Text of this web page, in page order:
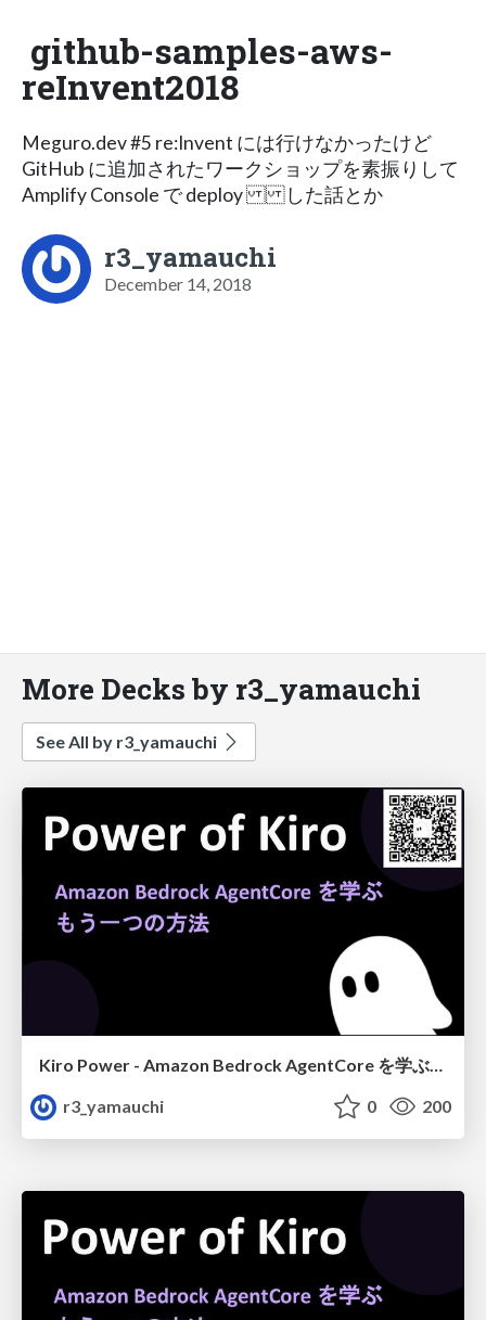
github-samples-aws-
reInvent2018
Meguro.dev #5 re:Invent には行けなかったけど
GitHub に追加されたワークショップを 素振りして
Amplify Console で deploy した話とか
r3_yamauchi
December 14, 2018
More Decks by r3_yamauchi
See All by r3_yamauchi
Kiro Power - Amazon Bedrock AgentCore を学ぶ、もう一つの方法
r3_yamauchi
0 200